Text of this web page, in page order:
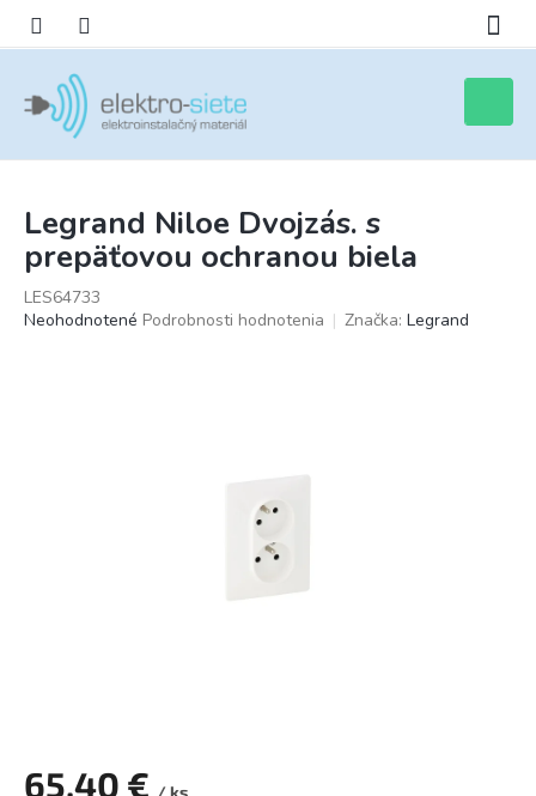
obsah
košík
Legrand Niloe Dvojzás. s
prepäťovou ochranou biela
LES64733
Priemerné
Neohodnotené Podrobnosti hodnotenia Značka: Legrand
65,40 € / ks